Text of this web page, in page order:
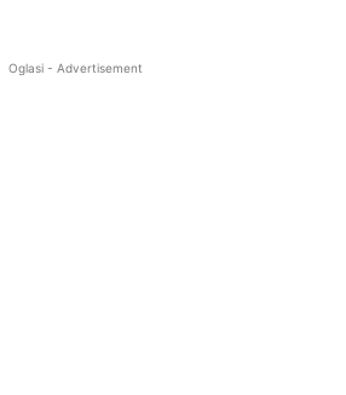
Oglasi - Advertisement